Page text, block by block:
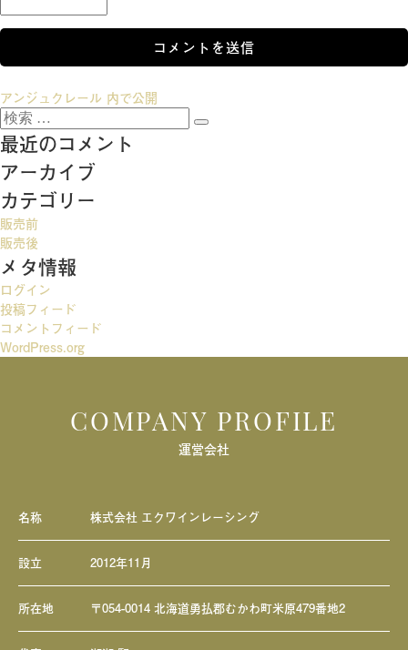
投
稿
ナ
ビ
ゲ
ー
シ
ョ
ン
アンジュクレール 内で公開
検
索:
検
最近のコメント
アーカイブ
カテゴリー
販売前
販売後
メタ情報
ログイン
投稿フィード
コメントフィード
WordPress.org
COMPANY PROFILE
運営会社
名称 株式会社 エクワインレーシング
設立 2012年11月
所在地 〒054-0014 北海道勇払郡むかわ町米原479番地2